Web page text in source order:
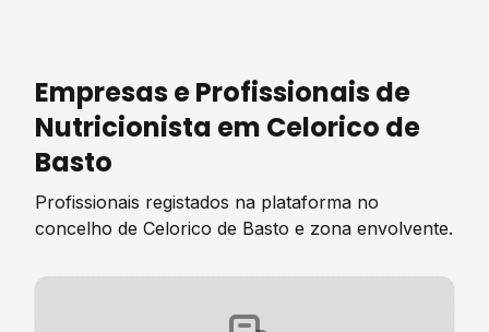
Empresas e Profissionais de
Nutricionista em Celorico de
Basto
Profissionais registados na plataforma no
concelho de Celorico de Basto e zona envolvente.